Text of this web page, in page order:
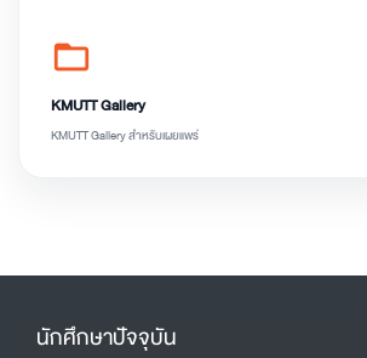
folder_open
KMUTT Gallery
KMUTT Gallery สำหรับเผยแพร่
นักศึกษาปัจจุบัน